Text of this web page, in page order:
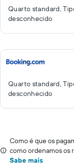
Quarto standard,
desconhecido
Quarto standard,
desconhecido
Como é que os
como ordenamos os
Sabe mais